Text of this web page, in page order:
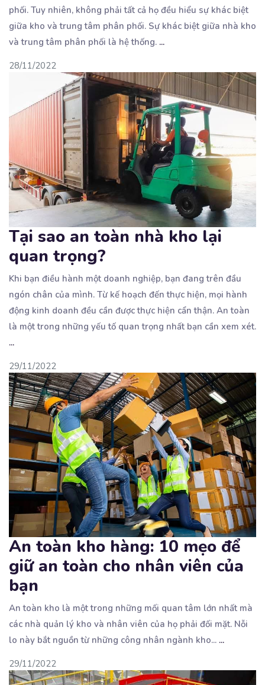
phối. Tuy nhiên, không phải tất cả họ đều hiểu sự khác biệt
giữa kho và trung tâm phân phối. Sự khác biệt giữa nhà kho
và trung tâm phân phối là hệ thống. ...
28/11/2022
Tại sao an toàn nhà kho lại
quan trọng?
Khi bạn điều hành một doanh nghiệp, bạn đang trên đầu
ngón chân của mình. Từ kế hoạch đến thực hiện, mọi hành
động kinh doanh đều cần được thực hiện cẩn thận. An toàn
là một trong những yếu tố quan trọng nhất bạn cần xem xét.
...
29/11/2022
An toàn kho hàng: 10 mẹo để
giữ an toàn cho nhân viên của
bạn
An toàn kho là một trong những mối quan tâm lớn nhất mà
các nhà quản lý kho và nhân viên của họ phải đối mặt. Nỗi
lo này bắt nguồn từ những công nhân ngành kho... ...
29/11/2022